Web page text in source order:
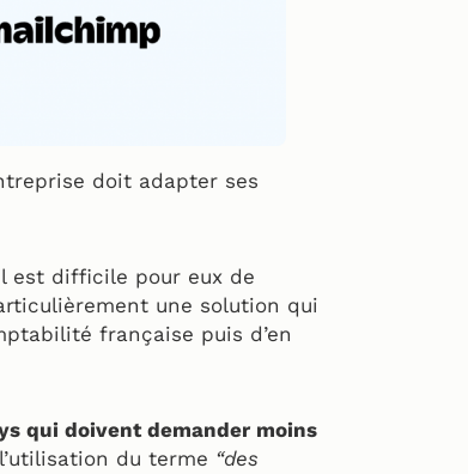
doit adapter ses
est difficile pour eux de
une solution qui
française puis d’en
qui doivent demander moins
l’utilisation du terme “des